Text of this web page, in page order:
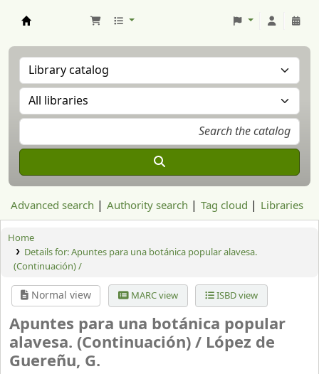
Advanced search Authority search Tag cloud Libraries
Home
Details for:Apuntes para una botánica popular alavesa.
(Continuación) /
Normal view MARC view ISBD view
Apuntes para una botánica popular
alavesa. (Continuación) / López de
Guereñu, G.